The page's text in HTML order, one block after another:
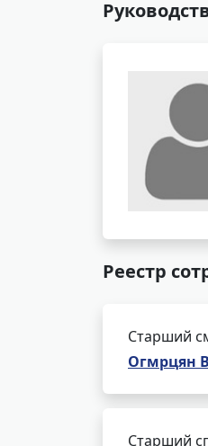
Реестр
Старший
Огмрцян
Старший